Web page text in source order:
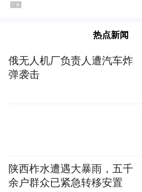
热点新闻
俄无人机厂负责人遭汽车炸
弹袭击
陕西柞水遭遇大暴雨，五千
余户群众已紧急转移安置